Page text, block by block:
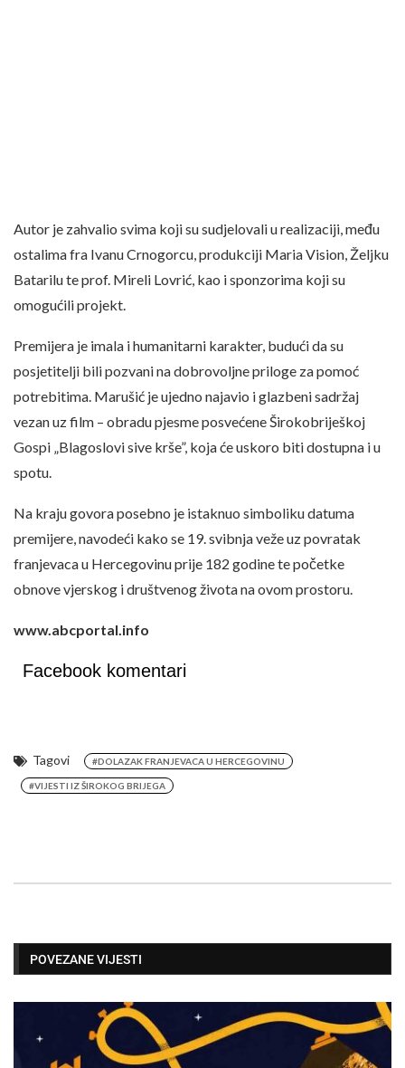
Autor je zahvalio svima koji su sudjelovali u realizaciji, među
ostalima fra Ivanu Crnogorcu, produkciji Maria Vision, Željku
Batarilu te prof. Mireli Lovrić, kao i sponzorima koji su
omogućili projekt.
Premijera je imala i humanitarni karakter, budući da su
posjetitelji bili pozvani na dobrovoljne priloge za pomoć
potrebitima. Marušić je ujedno najavio i glazbeni sadržaj
vezan uz film – obradu pjesme posvećene Širokobriješkoj
Gospi „Blagoslovi sive krše”, koja će uskoro biti dostupna i u
spotu.
Na kraju govora posebno je istaknuo simboliku datuma
premijere, navodeći kako se 19. svibnja veže uz povratak
franjevaca u Hercegovinu prije 182 godine te početke
obnove vjerskog i društvenog života na ovom prostoru.
www.abcportal.info
Facebook komentari
Tagovi #DOLAZAK FRANJEVACA U HERCEGOVINU
#VIJESTI IZ ŠIROKOG BRIJEGA
POVEZANE VIJESTI